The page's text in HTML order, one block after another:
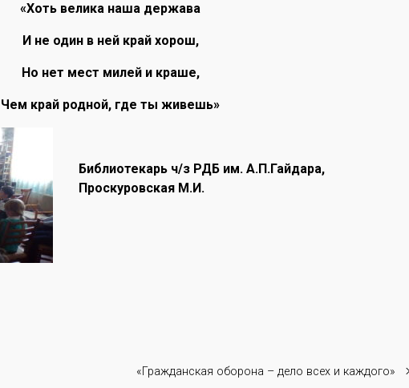
«Хоть велика наша держава
И не один в ней край хорош,
Но нет мест милей и краше,
Чем край родной, где ты живешь»
Библиотекарь ч/з РДБ им. А.П.Гайдара,
Проскуровская М.И.
«Гражданская оборона – дело всех и каждого»